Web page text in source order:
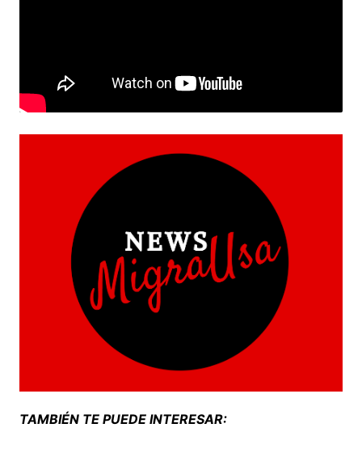
TAMBIÉN TE PUEDE INTERESAR: